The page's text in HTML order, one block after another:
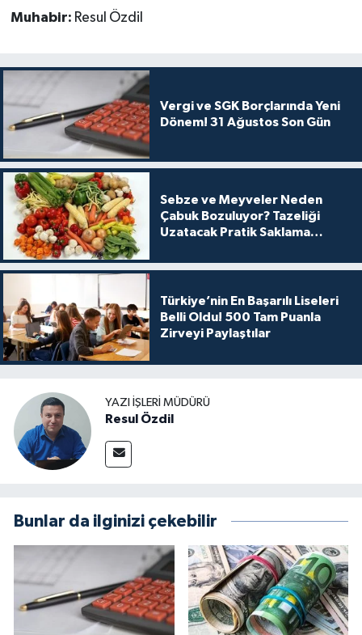
Muhabir: Resul Özdil
Vergi ve SGK Borçlarında Yeni
Dönem! 31 Ağustos Son Gün
Sebze ve Meyveler Neden
Çabuk Bozuluyor? Tazeliği
Uzatacak Pratik Saklama
Türkiye’nin En Başarılı Liseleri
Belli Oldu! 500 Tam Puanla
Zirveyi Paylaştılar
YAZI İŞLERI MÜDÜRÜ
Resul Özdil
Bunlar da ilginizi çekebilir